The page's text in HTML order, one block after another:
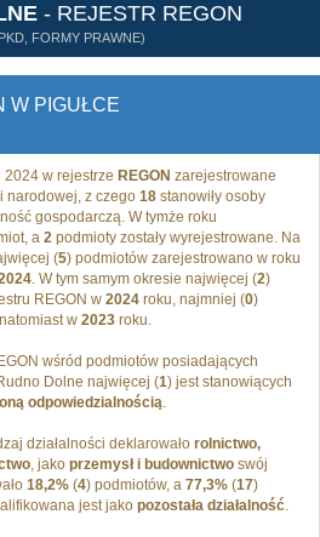
- REJESTR REGON
FORMY PRAWNE)
W PIGUŁCE
w rejestrze REGON zarejestrowane
narodowej, z czego 18 stanowiły osoby
gospodarczą. W tymże roku
a 2 podmioty zostały wyrejestrowane. Na
(5) podmiotów zarejestrowano w roku
. W tym samym okresie najwięcej (2)
REGON w 2024 roku, najmniej (0)
w 2023 roku.
wśród podmiotów posiadających
Dolne najwięcej (1) jest stanowiących
odpowiedzialnością.
działalności deklarowało rolnictwo,
, jako przemysł i budownictwo swój
18,2% (4) podmiotów, a 77,3% (17)
jest jako pozostała działalność.